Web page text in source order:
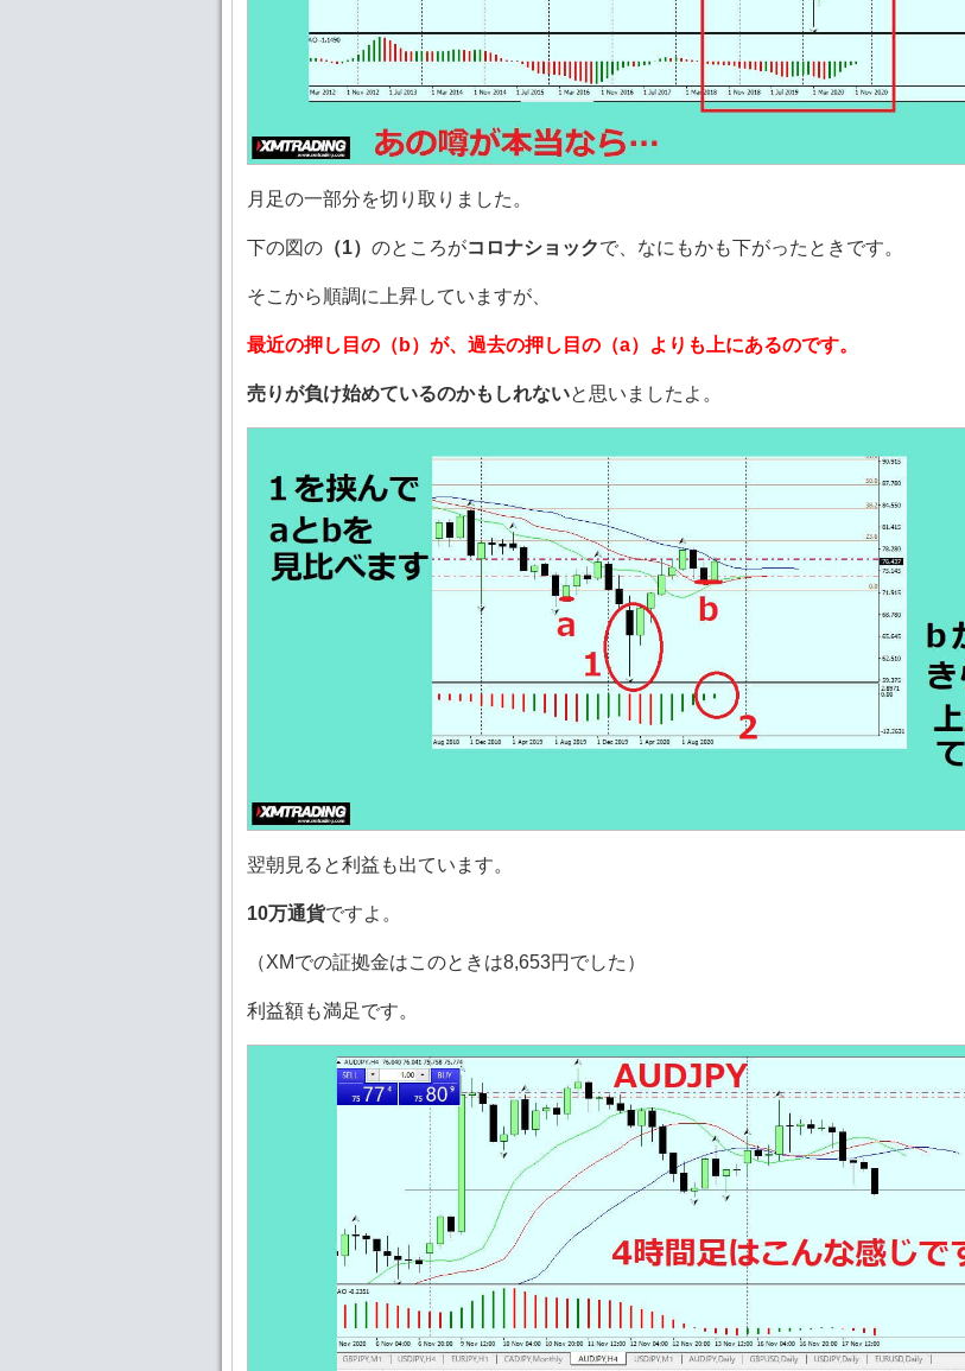
月足の一部分を切り取りました。
下の図の （1） のところがコロナショックで、なにもかも下がったときです。
そこから順調に上昇していますが、
最近の押し目の（b）が、過去の押し目の（a）よりも上にあるのです。
売りが負け始めているのかもしれないと思いましたよ。
翌朝見ると利益も出ています。
10万通貨ですよ。
（XMでの証拠金はこのときは8,653円でした）
利益額も満足です。